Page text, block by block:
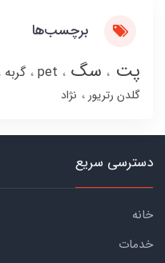
برچسب‌ها
پت سگ pet گربه
گلدن رتریور
نژاد
دسترسی سریع
خانه
خدمات